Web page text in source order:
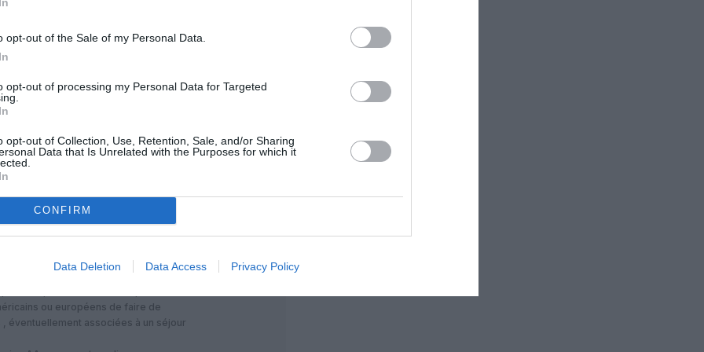
opt-out of the Sale of my Personal Data.
opt-out of processing my Personal Data for Targeted
opt-out of Collection, Use, Retention, Sale, and/or Sharing
Data that Is Unrelated with the Purposes for which it
CONFIRM
Data Deletion Data Access Privacy Policy
différencie l’A380 du 777, ou peut-
placé à côté d’une porte, le reste
des portes et issues de secours
RÉPONDRE
23 novembre 2017 - 20 h 53 min
impliquées dans toutes les
Nord faites par les compagnies
un lignes Islande-Europe, il y a
une partie du trafic Europe-AMN: on
ou européens de faire de
éventuellement associées à un séjour